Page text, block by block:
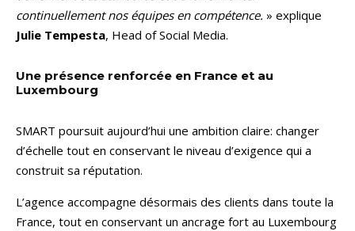
continuellement nos équipes en compétence. » explique
Julie Tempesta, Head of Social Media.
Une présence renforcée en France et au
Luxembourg
SMART poursuit aujourd’hui une ambition claire: changer
d’échelle tout en conservant le niveau d’exigence qui a
construit sa réputation.
L’agence accompagne désormais des clients dans toute la
France, tout en conservant un ancrage fort au Luxembourg